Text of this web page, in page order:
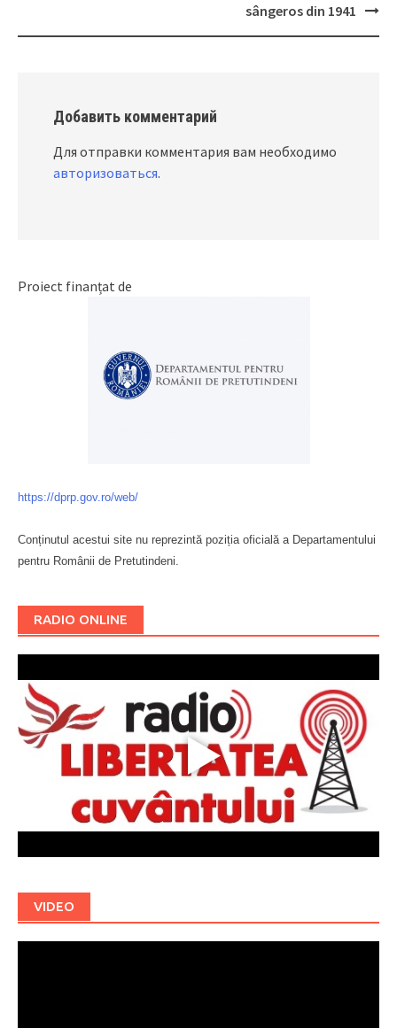
sângeros din 1941
Добавить комментарий
Для отправки комментария вам необходимо
авторизоваться.
Proiect finanțat de
https://dprp.gov.ro/web/
Conținutul acestui site nu reprezintă poziția oficială a Departamentului
pentru Românii de Pretutindeni.
RADIO ONLINE
VIDEO